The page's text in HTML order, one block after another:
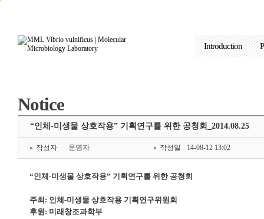
Introduction
Notice
“인체-미생물 상호작용” 기획연구를 위한 공청회_2014.08.25
작성자 운영자 작성일 14-08-12 13:02
“인체 -미생물 상호작용” 기획연구를 위한 공청회
주최 : 인체 -미생물 상호작용 기획연구위원회
후원: 미래창조과학부